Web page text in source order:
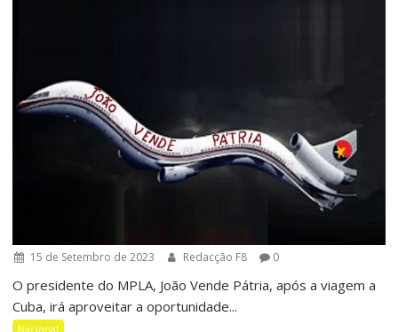
15 de Setembro de 2023 Redacção F8 0
O presidente do MPLA, João Vende Pátria, após a viagem a
Cuba, irá aproveitar a oportunidade...
Nacional